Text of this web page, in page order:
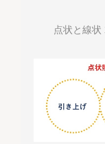
点状と線状